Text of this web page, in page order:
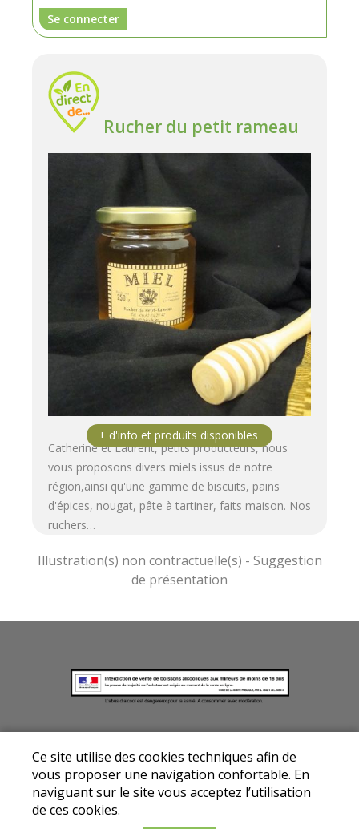
Se connecter
Rucher du petit rameau
Catherine et Laurent, petits producteurs, nous
vous proposons divers miels issus de notre
région,ainsi qu'une gamme de biscuits, pains
d'épices, nougat, pâte à tartiner, faits maison. Nos
ruchers…
Conditions Générales de
Ventes|Protection des données personnelles
© Copyright 2025 - Drive fermier Avallon - Tous
droits réservés
Dynapse- Partenaire numérique
Ce site utilise des cookies techniques afin de
vous proposer une navigation confortable. En
naviguant sur le site vous acceptez l’utilisation
de ces cookies.